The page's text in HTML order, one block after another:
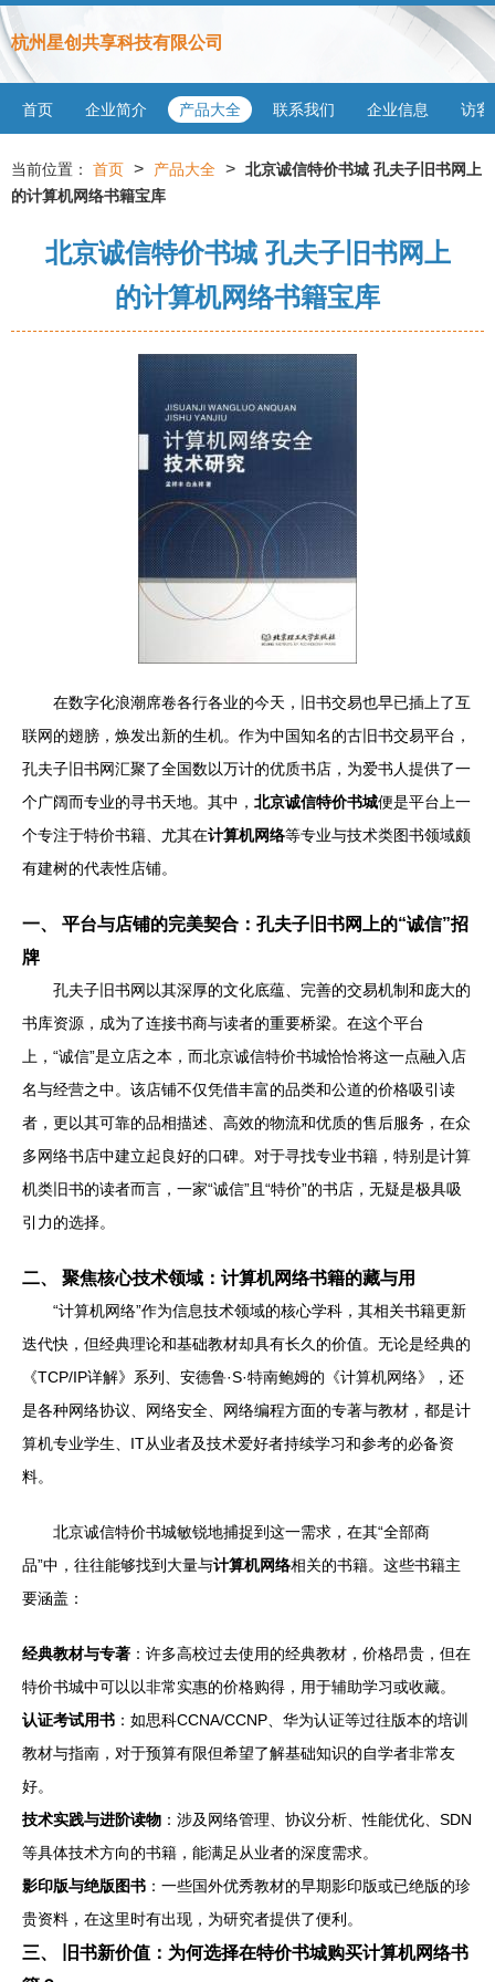
杭州星创共享科技有限公司
首页 企业简介 产品大全 联系我们 企业信息 访客
当前位置： 首页 > 产品大全 > 北京诚信特价书城 孔夫子旧书网上
的计算机网络书籍宝库
北京诚信特价书城 孔夫子旧书网上
的计算机网络书籍宝库
在数字化浪潮席卷各行各业的今天，旧书交易也早已插上了互
联网的翅膀，焕发出新的生机。作为中国知名的古旧书交易平台，
孔夫子旧书网汇聚了全国数以万计的优质书店，为爱书人提供了一
个广阔而专业的寻书天地。其中， 北京诚信特价书城便是平台上一
个专注于特价书籍、尤其在计算机网络等专业与技术类图书领域颇
有建树的代表性店铺。
一、 平台与店铺的完美契合：孔夫子旧书网上的“诚信”招
牌
孔夫子旧书网以其深厚的文化底蕴、完善的交易机制和庞大的
书库资源，成为了连接书商与读者的重要桥梁。在这个平台
上，“诚信”是立店之本，而北京诚信特价书城恰恰将这一点融入店
名与经营之中。该店铺不仅凭借丰富的品类和公道的价格吸引读
者，更以其可靠的品相描述、高效的物流和优质的售后服务，在众
多网络书店中建立起良好的口碑。对于寻找专业书籍，特别是计算
机类旧书的读者而言，一家“诚信”且“特价”的书店，无疑是极具吸
引力的选择。
二、 聚焦核心技术领域：计算机网络书籍的藏与用
“计算机网络”作为信息技术领域的核心学科，其相关书籍更新
迭代快，但经典理论和基础教材却具有长久的价值。无论是经典的
《TCP/IP详解》系列、安德鲁·S·特南鲍姆的《计算机网络》，还
是各种网络协议、网络安全、网络编程方面的专著与教材，都是计
算机专业学生、IT从业者及技术爱好者持续学习和参考的必备资
料。
北京诚信特价书城敏锐地捕捉到这一需求，在其“全部商
品”中，往往能够找到大量与计算机网络相关的书籍。这些书籍主
要涵盖：
经典教材与专著 ：许多高校过去使用的经典教材，价格昂贵，但在
特价书城中可以以非常实惠的价格购得，用于辅助学习或收藏。
认证考试用书 ：如思科CCNA/CCNP、华为认证等过往版本的培训
教材与指南，对于预算有限但希望了解基础知识的自学者非常友
好。
技术实践与进阶读物 ：涉及网络管理、协议分析、性能优化、SDN
等具体技术方向的书籍，能满足从业者的深度需求。
影印版与绝版图书 ：一些国外优秀教材的早期影印版或已绝版的珍
贵资料，在这里时有出现，为研究者提供了便利。
三、 旧书新价值：为何选择在特价书城购买计算机网络书